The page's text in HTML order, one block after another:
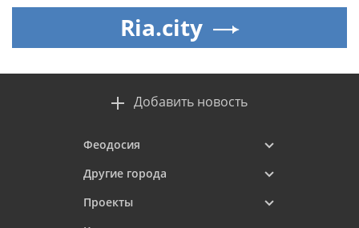
Ria.city
Добавить новость
Феодосия
Другие города
Проекты